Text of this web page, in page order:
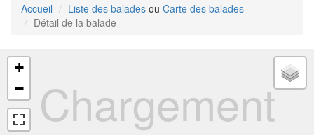
Accueil Liste des balades ou Carte des balades
Détail de la balade
Chargement
+
−